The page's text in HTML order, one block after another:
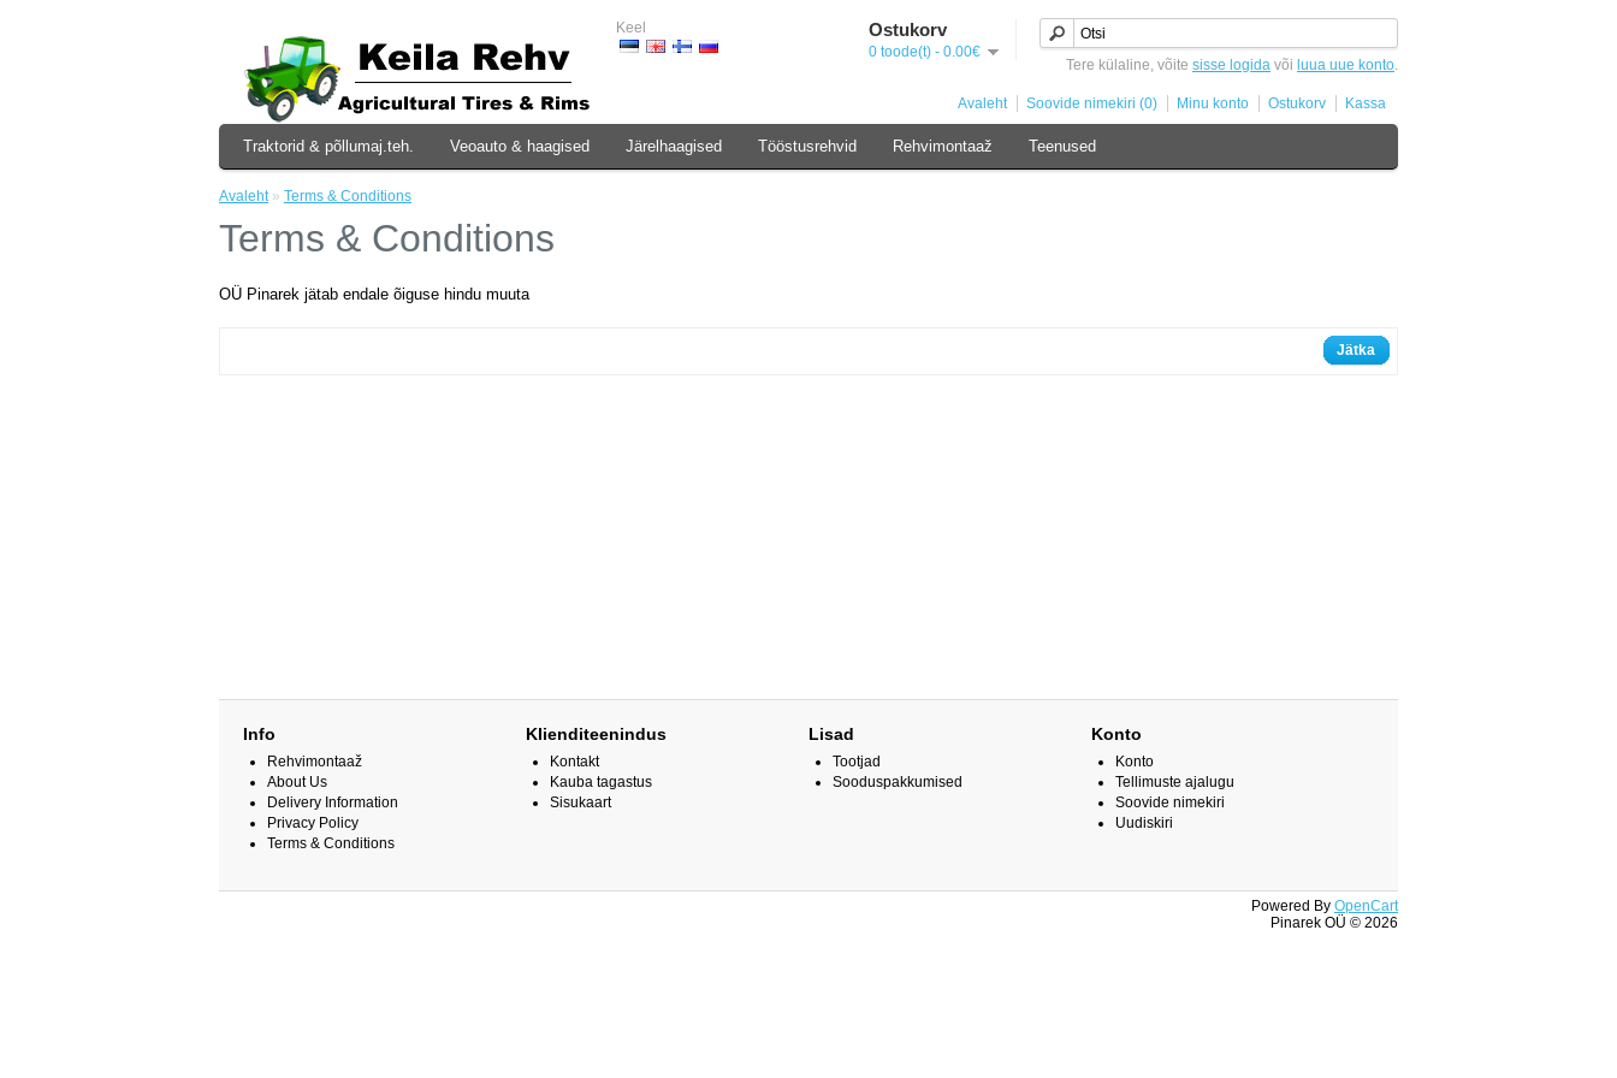
Keel Ostukorv
0 toode(t) - 0.00€
Tere külaline, võite sisse logida või luua uue konto.
Avaleht Soovide nimekiri (0) Minu konto Ostukorv Kassa
Traktorid & põllumaj.teh. Veoauto & haagised Järelhaagised Tööstusrehvid Rehvimontaaž Teenused
Avaleht» Terms & Conditions
Terms & Conditions
OÜ Pinarek jätab endale õiguse hindu muuta
Jätka
Info
Rehvimontaaž
About Us
Delivery Information
Privacy Policy
Terms & Conditions
Klienditeenindus
Kontakt
Kauba tagastus
Sisukaart
Lisad
Tootjad
Sooduspakkumised
Konto
Konto
Tellimuste ajalugu
Soovide nimekiri
Uudiskiri
Powered By OpenCart
Pinarek OÜ © 2026